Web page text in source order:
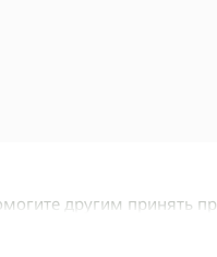
другим принять